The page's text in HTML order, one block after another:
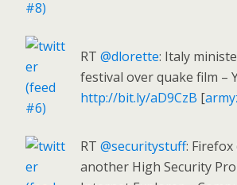
RT @dlorette: Italy
festival over quake film –
http://bit.ly/aD9CzB [
RT @securitystuff: Firefox
another High Security